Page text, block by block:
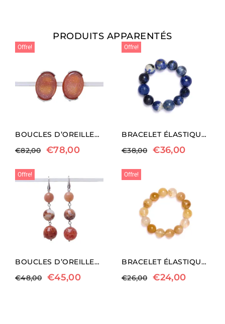
PRODUITS APPARENTÉS
Offre!
BOUCLES D’OREILLES CLIP EN AGATE CRISTALLISÉE
€82,00 €78,00
Offre!
BRACELET ÉLASTIQUE EN SODALITE
€38,00 €36,00
Offre!
BOUCLES D’OREILLES EN AGATE DE FEU ET PIERRE DE LUNE
€48,00 €45,00
Offre!
BRACELET ÉLASTIQUE EN QUARTZ HÉMATOÏDE JAUNE
€26,00 €24,00